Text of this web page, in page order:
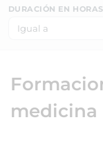
DURACIÓN EN HORAS
medicina